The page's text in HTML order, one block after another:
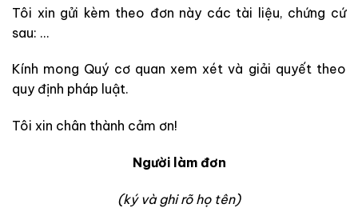
Tôi xin gửi kèm theo đơn này các tài liệu, chứng cứ
sau: …
Kính mong Quý cơ quan xem xét và giải quyết theo
quy định pháp luật.
Tôi xin chân thành cảm ơn!
Người làm đơn
(ký và ghi rõ họ tên)